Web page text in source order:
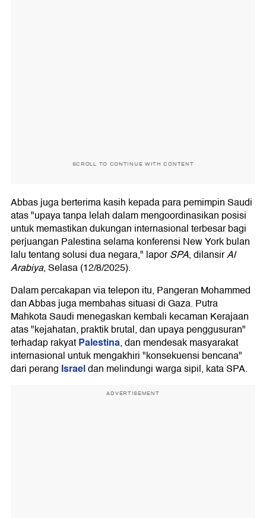
SCROLL TO CONTINUE WITH CONTENT
Abbas juga berterima kasih kepada para pemimpin Saudi
atas "upaya tanpa lelah dalam mengoordinasikan posisi
untuk memastikan dukungan internasional terbesar bagi
perjuangan Palestina selama konferensi New York bulan
lalu tentang solusi dua negara," laporSPA, dilansirAl
Arabiya, Selasa (12/8/2025).
Dalam percakapan via telepon itu, Pangeran Mohammed
dan Abbas juga membahas situasi di Gaza. Putra
Mahkota Saudi menegaskan kembali kecaman Kerajaan
atas "kejahatan, praktik brutal, dan upaya penggusuran"
terhadap rakyatPalestina, dan mendesak masyarakat
internasional untuk mengakhiri "konsekuensi bencana"
dari perang Israeldan melindungi warga sipil, kata SPA.
ADVERTISEMENT